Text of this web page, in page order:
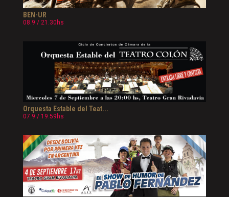
BEN-UR
08.9 / 21.30hs
Orquesta Estable del Teat...
07.9 / 19.59hs